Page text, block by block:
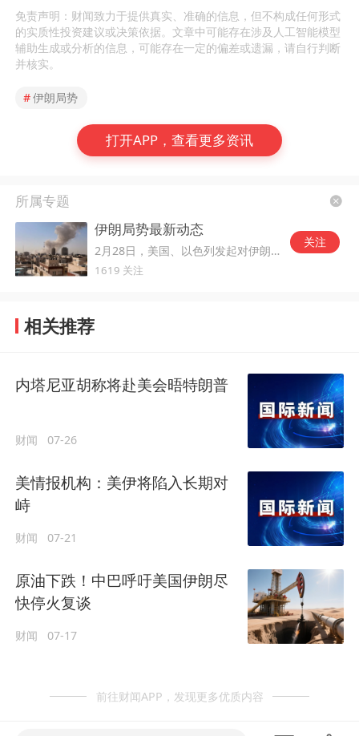
免责声明：财闻致力于提供真实、准确的信息，但不构成任何形式
的实质性投资建议或决策依据。文章中可能存在涉及人工智能模型
辅助生成或分析的信息，可能存在一定的偏差或遗漏，请自行判断
并核实。
#伊朗局势
打开APP，查看更多资讯
所属专题
伊朗局势最新动态
2月28日，美国、以色列发起对伊朗的军事打击。
1619 关注
关注
相关推荐
内塔尼亚胡称将赴美会晤特朗普
财闻 07-26
美情报机构：美伊将陷入长期对
峙
财闻 07-21
原油下跌！中巴呼吁美国伊朗尽
快停火复谈
财闻 07-17
前往财闻APP，发现更多优质内容